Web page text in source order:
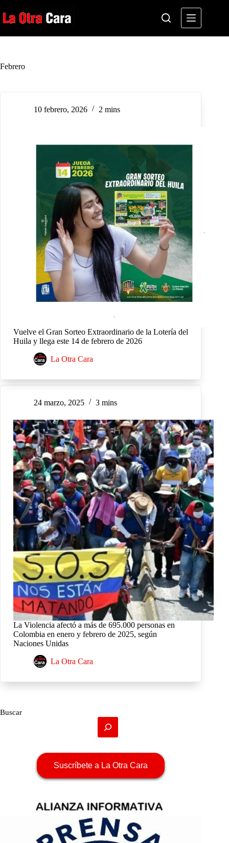
al
contenido
Febrero
10 febrero, 2026 2 mins
Vuelve el Gran Sorteo Extraordinario de la Lotería del
Huila y llega este 14 de febrero de 2026
La Otra Cara
24 marzo, 2025 3 mins
La Violencia afectó a más de 695.000 personas en
Colombia en enero y febrero de 2025, según
Naciones Unidas
La Otra Cara
Buscar
Suscríbete a La Otra Cara